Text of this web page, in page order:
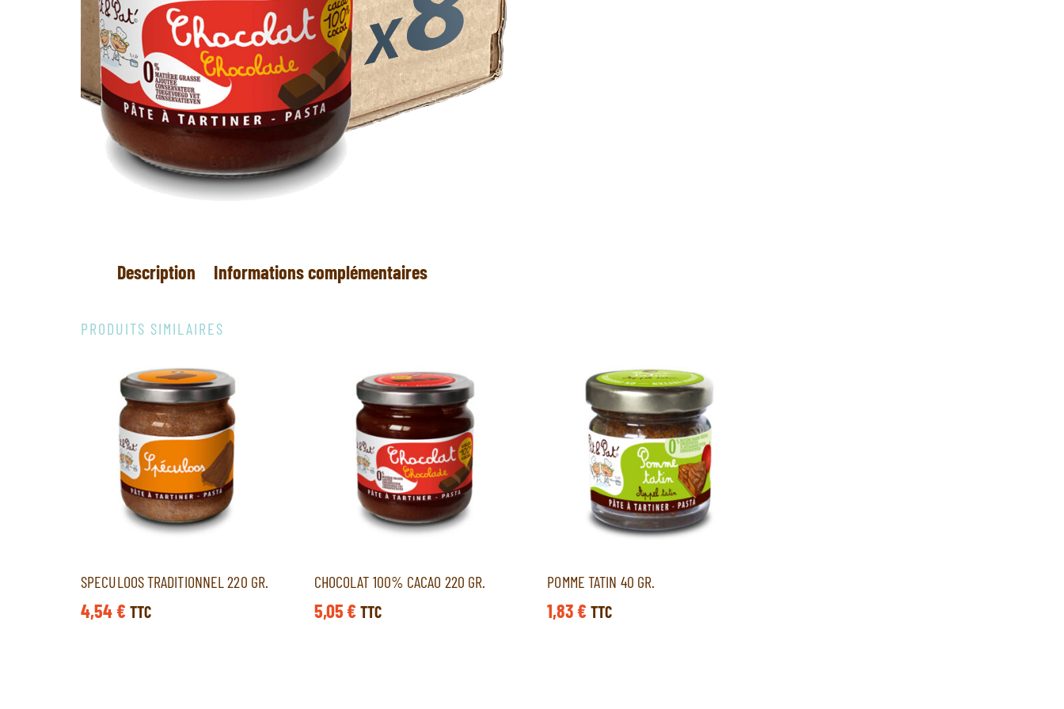
Description Informations complémentaires
PRODUITS SIMILAIRES
SPECULOOS TRADITIONNEL 220 GR.
4,54€ TTC
CHOCOLAT 100% CACAO 220 GR.
5,05€ TTC
POMME TATIN 40 GR.
1,83€ TTC